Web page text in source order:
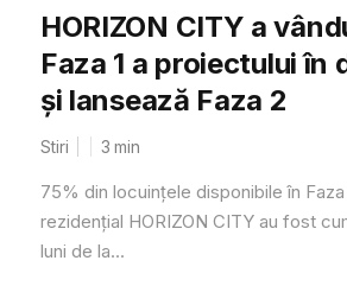
HORIZON CITY a
Faza 1 a proiectului în
și lansează Faza 2
Stiri 3 min
75% din locuințele disponibile în
rezidențial HORIZON CITY au fost
luni de la...